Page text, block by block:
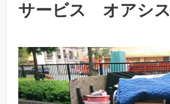
サービス オアシス